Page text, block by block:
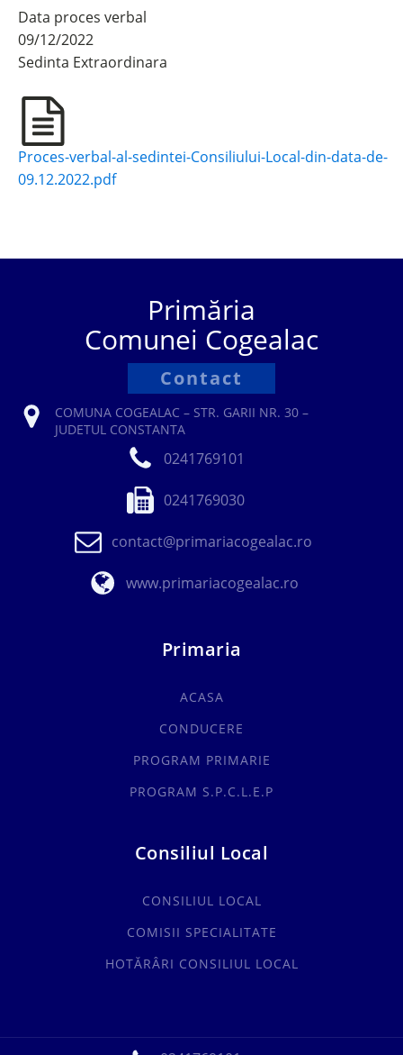
Data proces verbal
09/12/2022
Sedinta Extraordinara
Proces-verbal-al-sedintei-Consiliului-Local-din-data-de-
09.12.2022.pdf
Primăria
Comunei Cogealac
Contact
COMUNA COGEALAC – STR. GARII NR. 30 –
JUDETUL CONSTANTA
0241769101
0241769030
contact@primariacogealac.ro
www.primariacogealac.ro
Primaria
ACASA
CONDUCERE
PROGRAM PRIMARIE
PROGRAM S.P.C.L.E.P
Consiliul Local
CONSILIUL LOCAL
COMISII SPECIALITATE
HOTĂRÂRI CONSILIUL LOCAL